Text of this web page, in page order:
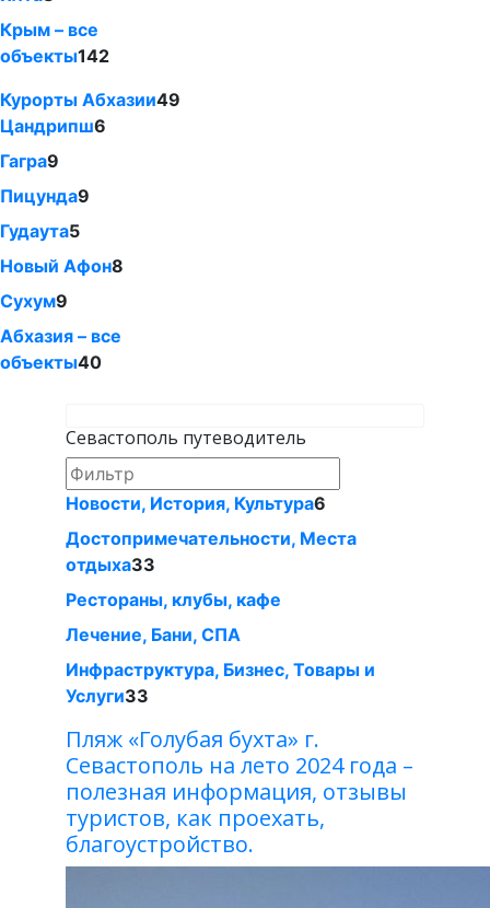
Крым – все
объекты142
Курорты Абхазии49
Цандрипш6
Гагра9
Пицунда9
Гудаута5
Новый Афон8
Сухум9
Абхазия – все
объекты40
Севастополь путеводитель
Новости, История, Культура6
Достопримечательности, Места
отдыха33
Рестораны, клубы, кафе
Лечение, Бани, СПА
Инфраструктура, Бизнес, Товары и
Услуги33
Пляж «Голубая бухта» г.
Севастополь на лето 2024 года –
полезная информация, отзывы
туристов, как проехать,
благоустройство.